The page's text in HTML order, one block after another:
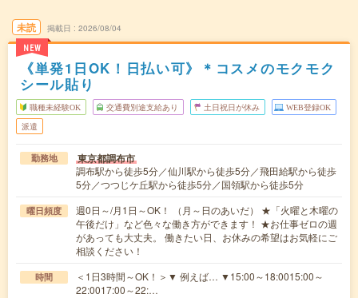
未読
NEW
掲載日 2026/08/04
《単発1日OK！日払い可》＊コスメのモクモク
シール貼り
職種未経験OK 交通費別途支給あり 土日祝日が休み WEB登録OK
派遣
勤務地 東京都調布市
調布駅から徒歩5分／仙川駅から徒歩5分／飛田給駅から徒歩
5分／つつじケ丘駅から徒歩5分／国領駅から徒歩5分
曜日頻度
週0日～/月1日～OK！ （月～日のあいだ） ★「火曜と木曜の
午後だけ」など色々な働き方ができます！ ★お仕事ゼロの週
があっても大丈夫。 働きたい日、お休みの希望はお気軽にご
相談ください！
時間
＜1日3時間～OK！＞▼ 例えば… ▼15:00～18:0015:00～
22:0017:00～22:…